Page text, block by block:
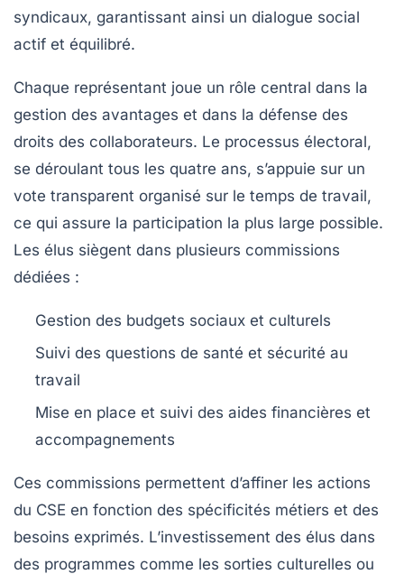
syndicaux, garantissant ainsi un dialogue social
actif et équilibré.
Chaque représentant joue un rôle central dans la
gestion des avantages et dans la défense des
droits des collaborateurs. Le processus électoral,
se déroulant tous les quatre ans, s’appuie sur un
vote transparent organisé sur le temps de travail,
ce qui assure la participation la plus large possible.
Les élus siègent dans plusieurs commissions
dédiées :
Gestion des budgets sociaux et culturels
Suivi des questions de santé et sécurité au
travail
Mise en place et suivi des aides financières et
accompagnements
Ces commissions permettent d’affiner les actions
du CSE en fonction des spécificités métiers et des
besoins exprimés. L’investissement des élus dans
des programmes comme les sorties culturelles ou